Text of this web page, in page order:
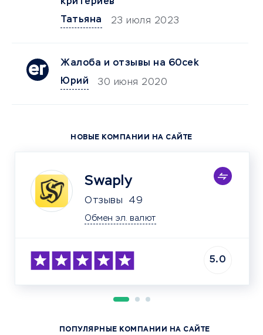
Татьяна
23 июля 2023
Жалоба и отзывы на 60cek
Юрий
30 июня 2020
НОВЫЕ КОМПАНИИ НА САЙТЕ
Swaply
Отзывы 49
Обмен эл. валют
5.0
ПОПУЛЯРНЫЕ КОМПАНИИ НА САЙТЕ